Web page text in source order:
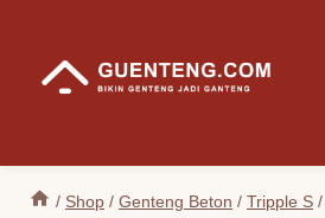
content
/ Shop / Genteng Beton / Tripple S /